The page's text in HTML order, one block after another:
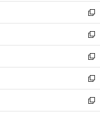
く
で
開
く
ウ
ィ
ン
ド
ウ
で
開
く
し
い
ウ
ィ
ン
ド
ウ
で
開
く
新
し
い
ウ
ィ
ン
ド
ウ
で
開
新
し
い
ウ
ィ
ン
ド
ウ
新
し
い
ウ
ィ
ン
新
し
い
ウ
新
し